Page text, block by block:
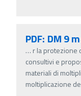
PDF: DM 9
… r la protezione
consultivi e
materiali di
moltiplicazione